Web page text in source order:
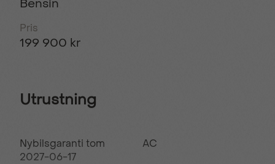
Bensin
Pris
199 900 kr
Utrustning
Nybilsgaranti tom
2027-06-17
AC